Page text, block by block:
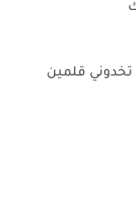
تخدوني قلمين